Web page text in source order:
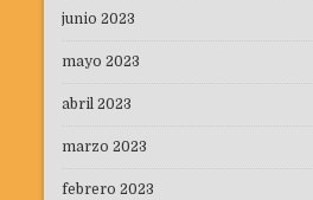
junio 2023
mayo 2023
abril 2023
marzo 2023
febrero 2023